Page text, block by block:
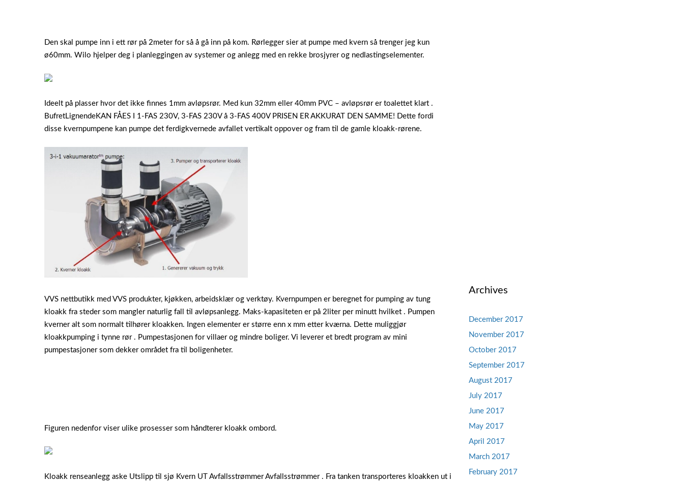
Den skal pumpe inn i ett rør på 2meter for så å gå inn på kom. Rørlegger sier at pumpe med kvern så trenger jeg kun
ø60mm. Wilo hjelper deg i planleggingen av systemer og anlegg med en rekke brosjyrer og nedlastingselementer.
Ideelt på plasser hvor det ikke finnes 1mm avløpsrør. Med kun 32mm eller 40mm PVC – avløpsrør er toalettet klart .
BufretLignendeKAN FÅES I 1-FAS 230V, 3-FAS 230V å 3-FAS 400V PRISEN ER AKKURAT DEN SAMME! Dette fordi
disse kvernpumpene kan pumpe det ferdigkvernede avfallet vertikalt oppover og fram til de gamle kloakk-rørene.
VVS nettbutikk med VVS produkter, kjøkken, arbeidsklær og verktøy. Kvernpumpen er beregnet for pumping av tung
kloakk fra steder som mangler naturlig fall til avløpsanlegg. Maks-kapasiteten er på 2liter per minutt hvilket . Pumpen
kverner alt som normalt tilhører kloakken. Ingen elementer er større enn x mm etter kværna. Dette muliggjør
kloakkpumping i tynne rør . Pumpestasjonen for villaer og mindre boliger. Vi leverer et bredt program av mini
pumpestasjoner som dekker området fra til boligenheter.
Figuren nedenfor viser ulike prosesser som håndterer kloakk ombord.
Kloakk renseanlegg aske Utslipp til sjø Kvern UT Avfallsstrømmer Avfallsstrømmer . Fra tanken transporteres kloakken ut i
Archives
December 2017
November 2017
October 2017
September 2017
August 2017
July 2017
June 2017
May 2017
April 2017
March 2017
February 2017